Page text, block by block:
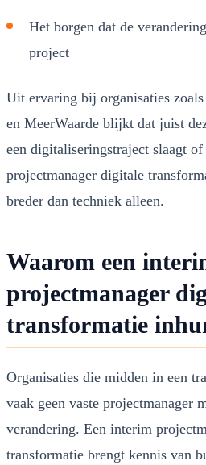
Het borgen dat de
project
Uit ervaring bij organisaties
en MeerWaarde blijkt dat juist
een digitaliseringstraject slaagt
projectmanager digitale
breder dan techniek alleen.
Waarom een
projectmanager
transformatie
Organisaties die midden in een
vaak geen vaste projectmanager
verandering. Een interim
transformatie brengt kennis van